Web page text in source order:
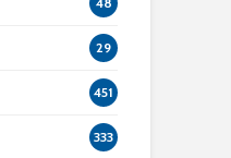
29
451
333